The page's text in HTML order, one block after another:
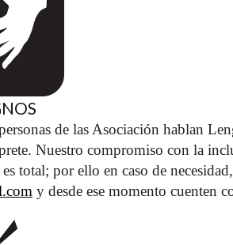
de las Asociación hablan
Nuestro compromiso con la
total; por ello en caso de
y desde ese momento cuenten